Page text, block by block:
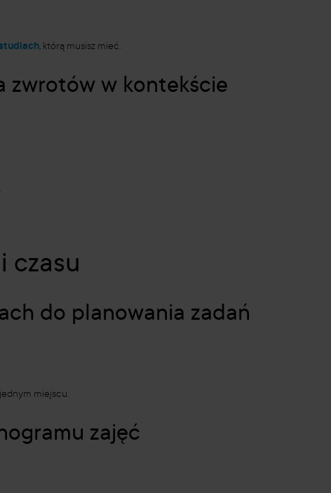
, którą musisz mieć.
zwrotów w kontekście
czasu
do planowania zadań
miejscu.
zajęć